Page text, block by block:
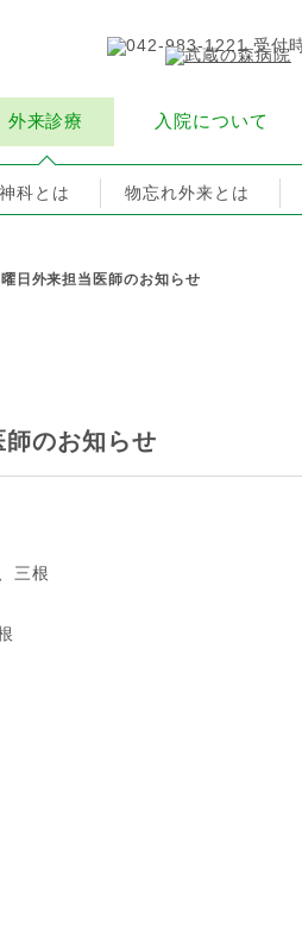
外来診療 入院について
科とは 物忘れ外来とは
日外来担当医師のお知らせ
のお知らせ
三根